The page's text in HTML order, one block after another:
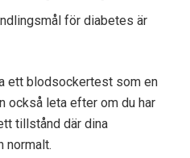
för diabetes är
ett blodsockertest som en
också leta efter om du har
tillstånd där dina
normalt.